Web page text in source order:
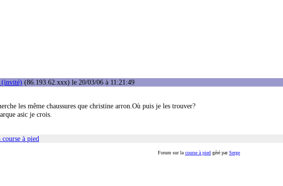
(invité) (86.193.62.xxx) le 20/03/06 à 11:21:49
les même chaussures que christine arron.Où puis je les trouver?
asic je crois.
à pied
Forum sur la course à pied géré parSerge